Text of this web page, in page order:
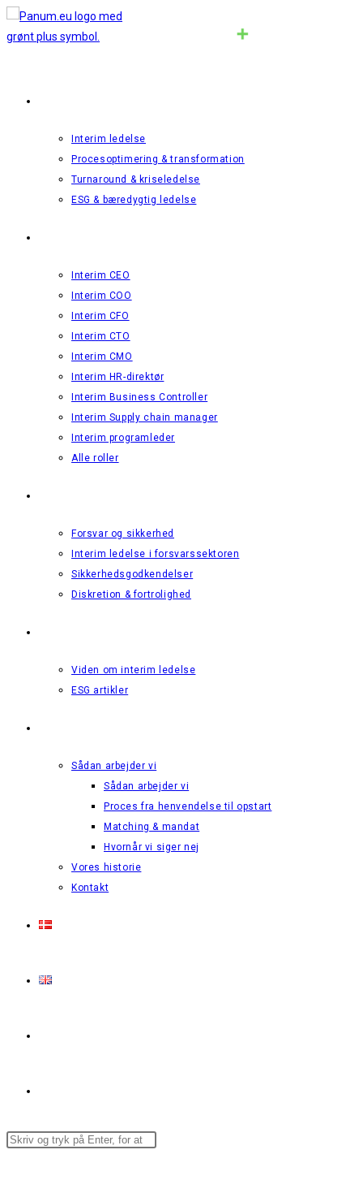
Interim ledelse
Procesoptimering & transformation
Turnaround & kriseledelse
ESG & bæredygtig ledelse
Interim CEO
Interim COO
Interim CFO
Interim CTO
Interim CMO
Interim HR-direktør
Interim Business Controller
Interim Supply chain manager
Interim programleder
Alle roller
Forsvar og sikkerhed
Interim ledelse i forsvarssektoren
Sikkerhedsgodkendelser
Diskretion & fortrolighed
Viden om interim ledelse
ESG artikler
Sådan arbejder vi
Sådan arbejder vi
Proces fra henvendelse til opstart
Matching & mandat
Hvornår vi siger nej
Vores historie
Kontakt